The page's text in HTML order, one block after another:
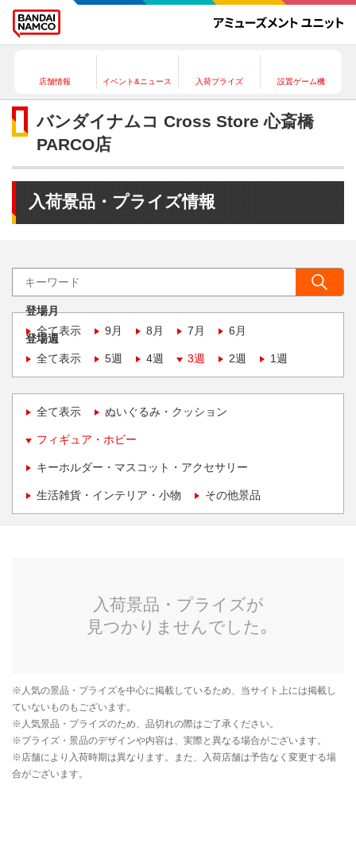
店舗情報 イベント&ニュース 入荷プライズ 設置ゲーム機
バンダイナムコ Cross Store 心斎橋
PARCO店
入荷景品・プライズ情報
登場月
全て表示
9月 8月 7月 6月
登場週
全て表示
5週 4週 3週 2週 1週
全て表示 ぬいぐるみ・クッション
フィギュア・ホビー
キーホルダー・マスコット・アクセサリー
生活雑貨・インテリア・小物 その他景品